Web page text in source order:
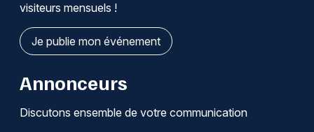
visiteurs mensuels !
Je publie mon événement
Annonceurs
Discutons ensemble de votre communication